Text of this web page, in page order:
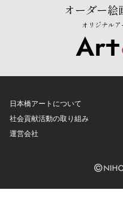
オーダー絵
オリジナル
日本橋アートについて
社会貢献活動の取り組み
運営会社